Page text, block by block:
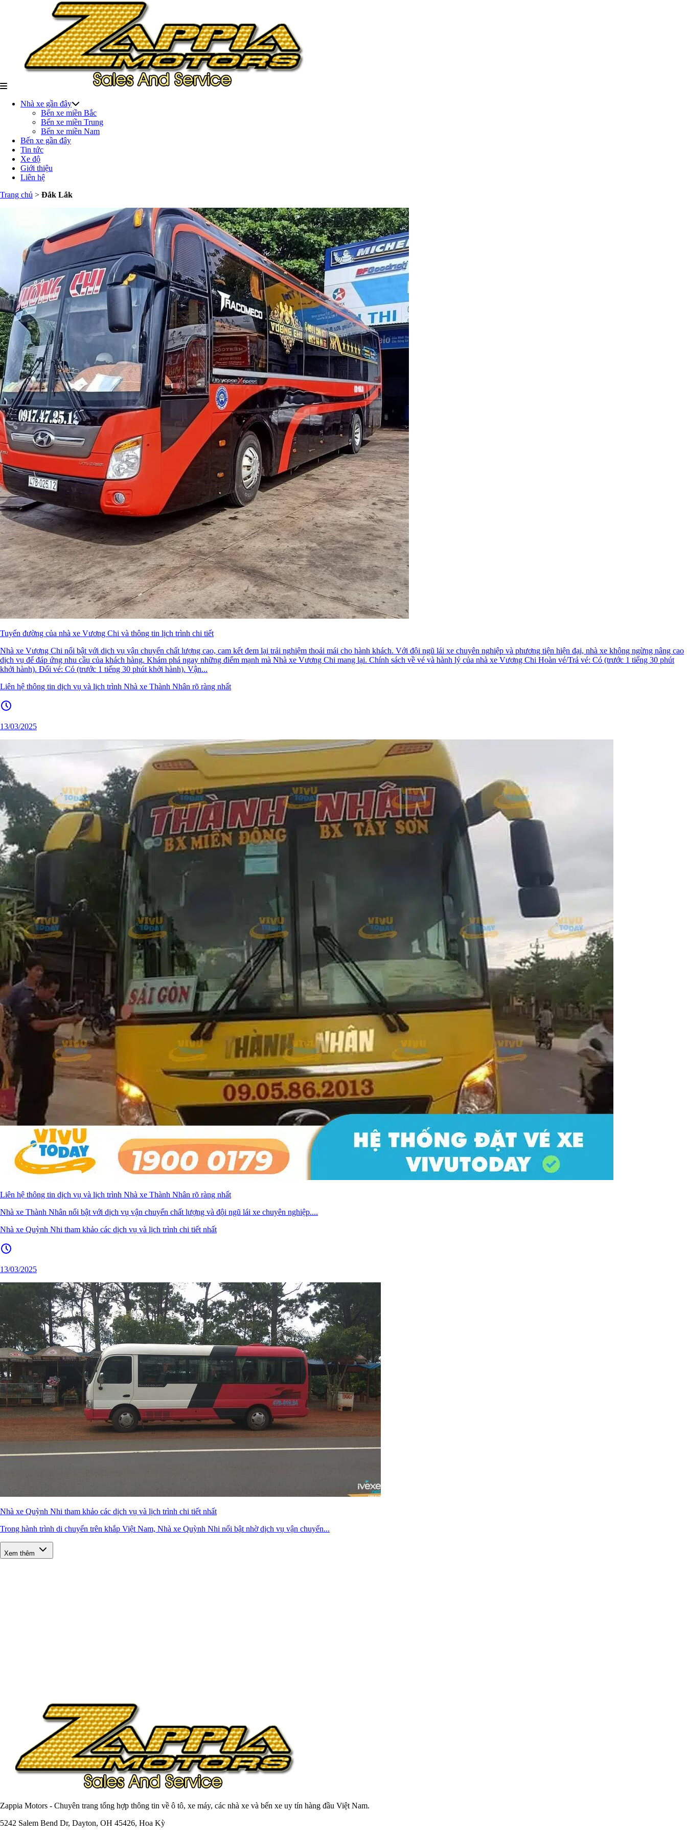
Nhà xe gần đây
Bến xe miền Bắc
Bến xe miền Trung
Bến xe miền Nam
Bến xe gần đây
Tin tức
Xe độ
Giới thiệu
Liên hệ
Trang chủ > Đắk Lắk
Tuyến đường của nhà xe Vương Chi và thông tin lịch trình chi tiết
Nhà xe Vương Chi nổi bật với dịch vụ vận chuyển chất lượng cao, cam kết đem lại trải nghiệm thoải mái cho hành khách. Với đội ngũ lái xe chuyên nghiệp và phương tiện hiện đại, nhà xe không ngừng nâng cao
dịch vụ để đáp ứng nhu cầu của khách hàng. Khám phá ngay những điểm mạnh mà Nhà xe Vương Chi mang lại. Chính sách về vé và hành lý của nhà xe Vương Chi Hoàn vé/Trả vé: Có (trước 1 tiếng 30 phút
khởi hành). Đổi vé: Có (trước 1 tiếng 30 phút khởi hành). Vận...
Liên hệ thông tin dịch vụ và lịch trình Nhà xe Thành Nhân rõ ràng nhất
13/03/2025
Liên hệ thông tin dịch vụ và lịch trình Nhà xe Thành Nhân rõ ràng nhất
Nhà xe Thành Nhân nổi bật với dịch vụ vận chuyển chất lượng và đội ngũ lái xe chuyên nghiệp....
Nhà xe Quỳnh Nhi tham khảo các dịch vụ và lịch trình chi tiết nhất
13/03/2025
Nhà xe Quỳnh Nhi tham khảo các dịch vụ và lịch trình chi tiết nhất
Trong hành trình di chuyển trên khắp Việt Nam, Nhà xe Quỳnh Nhi nổi bật nhờ dịch vụ vận chuyển...
Xem thêm
Zappia Motors - Chuyên trang tổng hợp thông tin về ô tô, xe máy, các nhà xe và bến xe uy tín hàng đầu Việt Nam.
5242 Salem Bend Dr, Dayton, OH 45426, Hoa Kỳ